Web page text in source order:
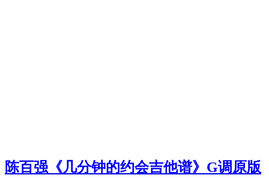
陈百强《几分钟的约会吉他谱》G调原版